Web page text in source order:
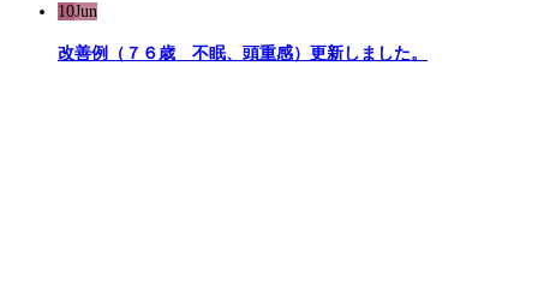
10Jun
改善例（７６歳 不眠、頭重感）更新しました。